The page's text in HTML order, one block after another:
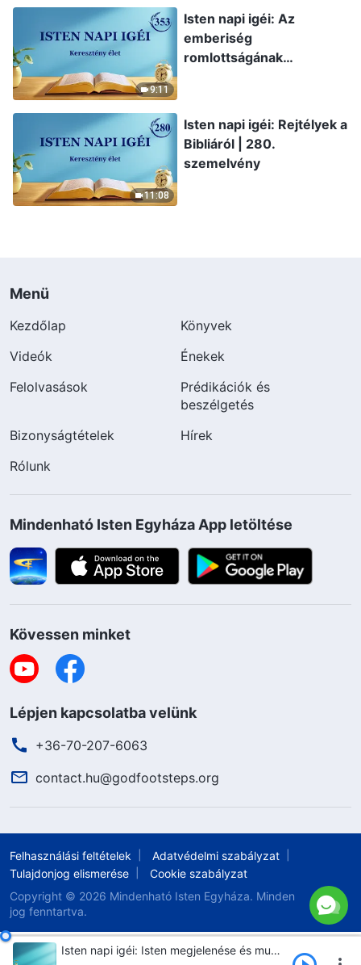
9:11
Isten napi igéi: Az
emberiség
romlottságának
11:08
Isten napi igéi: Rejtélyek a
Bibliáról | 280.
szemelvény
Menü
Kezdőlap
Könyvek
Videók
Énekek
Felolvasások
Prédikációk és
beszélgetés
Bizonyságtételek
Hírek
Rólunk
Mindenható Isten Egyháza App letöltése
Kövessen minket
Lépjen kapcsolatba velünk
+36-70-207-6063
contact.hu@godfootsteps.org
Felhasználási feltételek
Adatvédelmi szabályzat
Tulajdonjog elismerése
Cookie szabályzat
Copyright © 2026 Mindenható Isten Egyháza. Minden
jog fenntartva.
Isten napi igéi: Isten megjelenése és munkája | 62. szemelvény